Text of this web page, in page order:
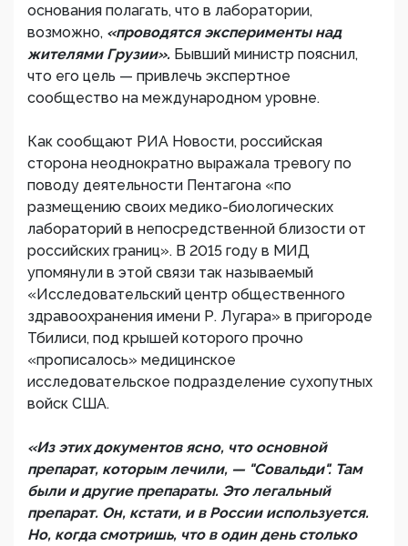
основания полагать, что в лаборатории,
возможно, «проводятся эксперименты над
жителями Грузии». Бывший министр пояснил,
что его цель — привлечь экспертное
сообщество на международном уровне.
Как сообщают РИА Новости, российская
сторона неоднократно выражала тревогу по
поводу деятельности Пентагона «по
размещению своих медико-биологических
лабораторий в непосредственной близости от
российских границ». В 2015 году в МИД
упомянули в этой связи так называемый
«Исследовательский центр общественного
здравоохранения имени Р. Лугара» в пригороде
Тбилиси, под крышей которого прочно
«прописалось» медицинское
исследовательское подразделение сухопутных
войск США.
«Из этих документов ясно, что основной
препарат, которым лечили, — "Совальди". Там
были и другие препараты. Это легальный
препарат. Он, кстати, и в России используется.
Но, когда смотришь, что в один день столько